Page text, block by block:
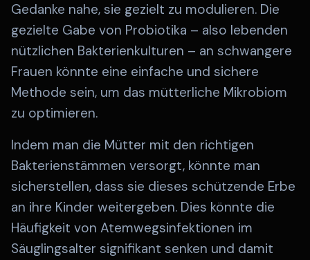
Gedanke nahe, sie gezielt zu modulieren. Die
gezielte Gabe von Probiotika – also lebenden
nützlichen Bakterienkulturen – an schwangere
Frauen könnte eine einfache und sichere
Methode sein, um das mütterliche Mikrobiom
zu optimieren.
Indem man die Mütter mit den richtigen
Bakterienstämmen versorgt, könnte man
sicherstellen, dass sie dieses schützende Erbe
an ihre Kinder weitergeben. Dies könnte die
Häufigkeit von Atemwegsinfektionen im
Säuglingsalter signifikant senken und damit